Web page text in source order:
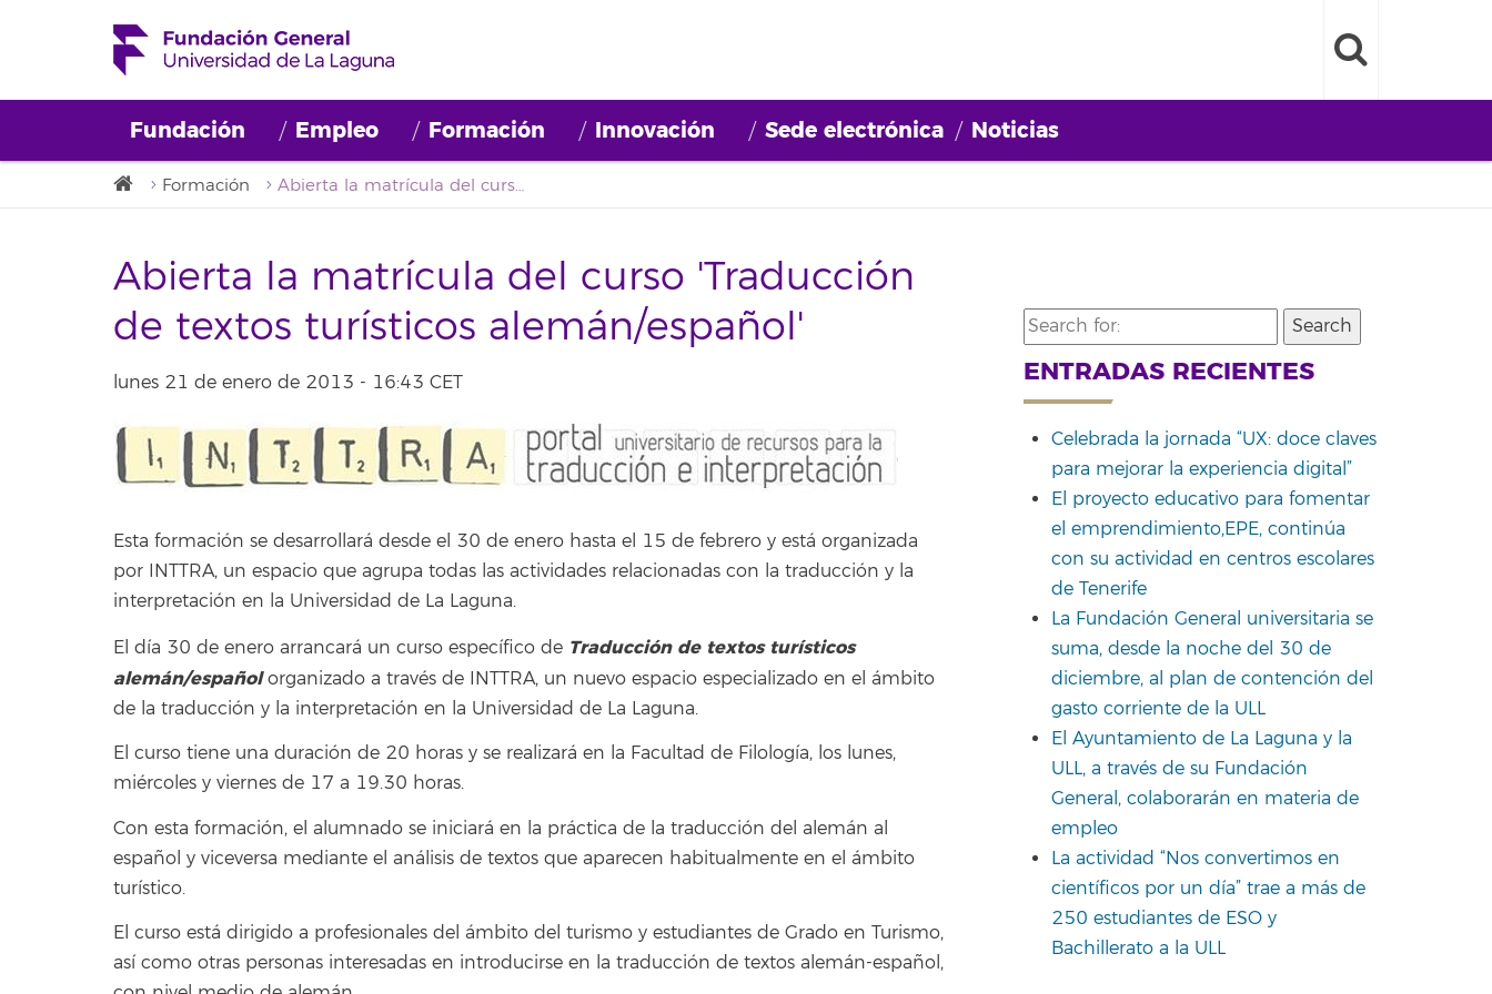
Fundación Empleo Formación Innovación Sede electrónica Noticias
Formación Abierta la matrícula del curso 'Traducción de textos turísticos alemán/español'
Abierta la matrícula del curso 'Traducción
de textos turísticos alemán/español'
lunes 21 de enero de 2013 - 16:43 CET
Esta formación se desarrollará desde el 30 de enero hasta el 15 de febrero y está organizada
por INTTRA, un espacio que agrupa todas las actividades relacionadas con la traducción y la
interpretación en la Universidad de La Laguna.
El día 30 de enero arrancará un curso específico de Traducción de textos turísticos
alemán/españolorganizado a través de INTTRA, un nuevo espacio especializado en el ámbito
de la traducción y la interpretación en la Universidad de La Laguna.
El curso tiene una duración de 20 horas y se realizará en la Facultad de Filología, los lunes,
miércoles y viernes de 17 a 19.30 horas.
Con esta formación, el alumnado se iniciará en la práctica de la traducción del alemán al
español y viceversa mediante el análisis de textos que aparecen habitualmente en el ámbito
turístico.
El curso está dirigido a profesionales del ámbito del turismo y estudiantes de Grado en Turismo,
así como otras personas interesadas en introducirse en la traducción de textos alemán-español,
Search
for:
ENTRADAS RECIENTES
Celebrada la jornada “UX: doce claves
para mejorar la experiencia digital”
El proyecto educativo para fomentar
el emprendimiento,EPE, continúa
con su actividad en centros escolares
de Tenerife
La Fundación General universitaria se
suma, desde la noche del 30 de
diciembre, al plan de contención del
gasto corriente de la ULL
El Ayuntamiento de La Laguna y la
ULL, a través de su Fundación
General, colaborarán en materia de
empleo
La actividad “Nos convertimos en
científicos por un día” trae a más de
250 estudiantes de ESO y
Bachillerato a la ULL